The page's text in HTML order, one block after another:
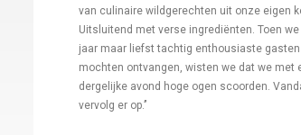
van culinaire wildgerechten uit onze eigen
Uitsluitend met verse ingrediënten. Toen we
jaar maar liefst tachtig enthousiaste gasten
mochten ontvangen, wisten we dat we met
dergelijke avond hoge ogen scoorden.
vervolg er op.’’